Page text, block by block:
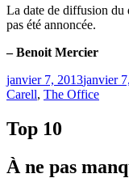
La date de diffusion du
pas été annoncée.
– Benoit Mercier
Publié
le
janvier 7, 2013janvier
Carell, The Office
Top 10
À ne pas